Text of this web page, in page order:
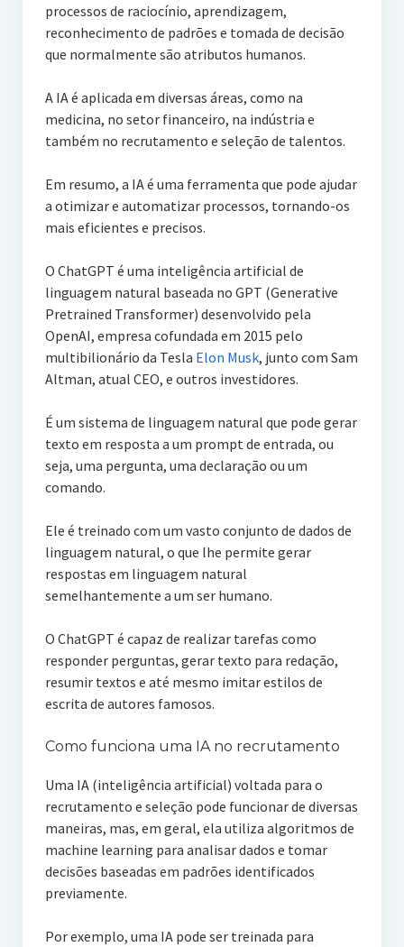
processos de raciocínio, aprendizagem,
reconhecimento de padrões e tomada de decisão
que normalmente são atributos humanos.
A IA é aplicada em diversas áreas, como na
medicina, no setor financeiro, na indústria e
também no recrutamento e seleção de talentos.
Em resumo, a IA é uma ferramenta que pode ajudar
a otimizar e automatizar processos, tornando-os
mais eficientes e precisos.
O ChatGPT é uma inteligência artificial de
linguagem natural baseada no GPT (Generative
Pretrained Transformer) desenvolvido pela
OpenAI, empresa cofundada em 2015 pelo
multibilionário da Tesla Elon Musk, junto com Sam
Altman, atual CEO, e outros investidores.
É um sistema de linguagem natural que pode gerar
texto em resposta a um prompt de entrada, ou
seja, uma pergunta, uma declaração ou um
comando.
Ele é treinado com um vasto conjunto de dados de
linguagem natural, o que lhe permite gerar
respostas em linguagem natural
semelhantemente a um ser humano.
O ChatGPT é capaz de realizar tarefas como
responder perguntas, gerar texto para redação,
resumir textos e até mesmo imitar estilos de
escrita de autores famosos.
Como funciona uma IA no recrutamento
Uma IA (inteligência artificial) voltada para o
recrutamento e seleção pode funcionar de diversas
maneiras, mas, em geral, ela utiliza algoritmos de
machine learning para analisar dados e tomar
decisões baseadas em padrões identificados
previamente.
Por exemplo, uma IA pode ser treinada para